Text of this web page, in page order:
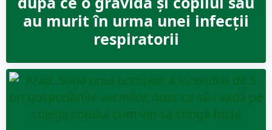
au murit în urma unei infecții
respiratorii